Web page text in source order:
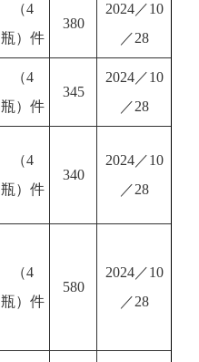
（4
瓶）件
380
2024／10
／28
（4
瓶）件
345
2024／10
／28
（4
瓶）件
340
2024／10
／28
（4
瓶）件
580
2024／10
／28